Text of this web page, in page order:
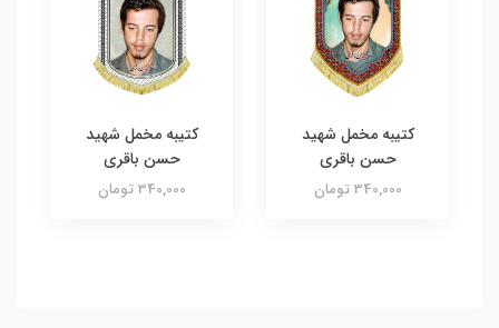
کتیبه مخمل شهید
حسن باقری
340,000 تومان
کتیبه مخمل شهید
حسن باقری
340,000 تومان